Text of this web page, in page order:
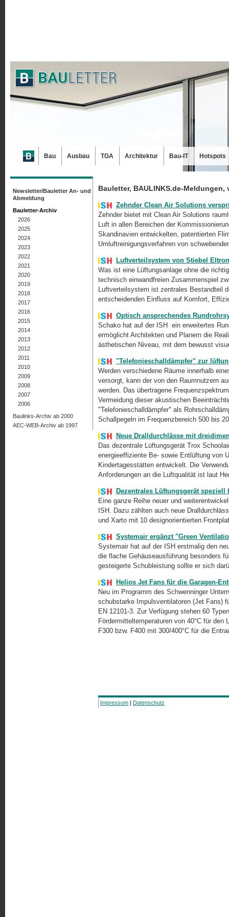
Bauletter, BAULINKS.de-Meldungen,
Zehnder Clean Air Solutions
Zehnder bietet mit Clean Air Solutions
Luft in allen Bereichen der
Skandinavien entwickelten, patentierten
Umluftreinigungsverfahren von
Luftverteilsystem von Stiebel
Was ist eine Lüftungsanlage ohne die
technisch einwandfreien Zusammenspiel
Luftverteilsystem ist zentrales Bestandteil
entscheidenden Einfluss auf Komfort,
Optisch ansprechendes
Schako hat auf der ISH ein erweitertes
ermöglicht Architekten und Planern die
ästhetischen Niveau, mit dem bewusst
"Telefonieschalldämpfer" zur
Werden verschiedene Räume innerhalb
versorgt, kann der von den Raumnutzern
werden. Das übertragene
Vermeidung dieser akustischen
"Telefonieschalldämpfer" als
Schallpegeln im Frequenzbereich 500 bis
Neue Dralldurchlässe mit
Das dezentrale Lüftungsgerät Trox
energieeffiziente Be- sowie Entlüftung von
Kindertagesstätten entwickelt. Die
Anforderungen an die Luftqualität ist laut
Dezentrales Lüftungsgerät
Eine ganze Reihe neuer und
ISH. Dazu zählten auch neue
und Xarto mit 10 designorientierten
Systemair ergänzt "Green
Systemair hat auf der ISH erstmalig den
die flache Gehäuseausführung besonders
gesteigerte Schubleistung sollte er sich
Helios Jet Fans für die Garagen-
Neu im Programm des Schwenninger
schubstarke Impulsventilatoren (Jet Fans)
EN 12101-3. Zur Verfügung stehen 60
Fördermitteltemperaturen von 40°C für
F300 bzw. F400 mit 300/400°C für die
Newsletter/Bauletter An- und
Abmeldung
Bauletter-Archiv
2026
2025
2024
2023
2022
2021
2020
2019
2018
2017
2016
2015
2014
2013
2012
2011
2010
2009
2008
2007
2006
Baulinks-Archiv ab 2000
AEC-WEB-Archiv ab 1997
Impressum | Datenschutz
Bau Ausbau TGA Architektur Bau-IT Hotspots